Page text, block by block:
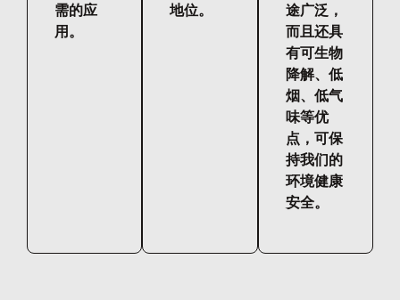
需的应
用。
地位。
途广泛，
而且还具
有可生物
降解、低
烟、低气
味等优
点，可保
持我们的
环境健康
安全。